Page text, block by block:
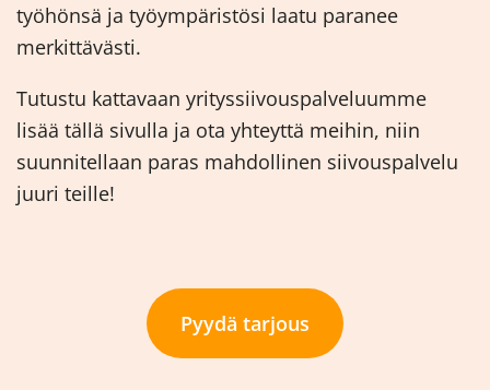
työhönsä ja työympäristösi laatu paranee
merkittävästi.
Tutustu kattavaan yrityssiivouspalveluumme
lisää tällä sivulla ja ota yhteyttä meihin, niin
suunnitellaan paras mahdollinen siivouspalvelu
juuri teille!
Pyydä tarjous